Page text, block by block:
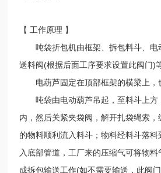
【 工作原理 】
吨袋折包机由框架、拆包料斗、电
送料阀(根据后面工序要求设置此阀门)
电葫芦固定在顶部框架的横梁上，
吨袋由电动葫芦吊起，至料斗上方
内，然后关紧夹袋阀，解开扎袋绳索
的物料顺利流入料斗；物料经料斗落
入底部管道，工厂来的压缩气可将物
成拆包输送工作(如不需要输送，此阀